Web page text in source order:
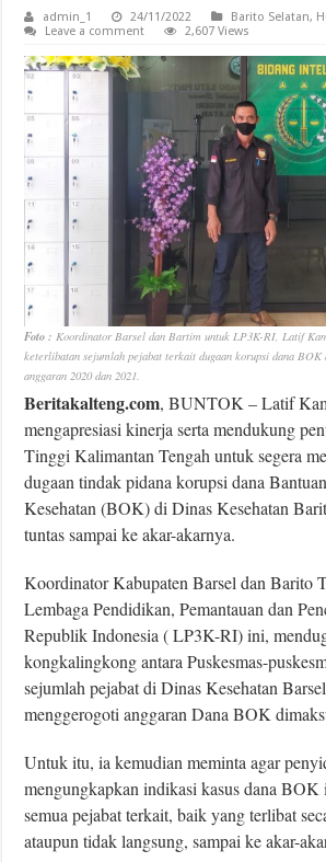
admin_1 24/11/2022 Barito Selatan,
Leave a comment
2,607 Views
Foto : Koordinator Barsel dan Bartim untuk LP3K-RI, Latif
keterlibatan sejumlah pejabat terkait dugaan korupsi dana
anggaran 2020 dan 2021.
Beritakalteng.com, BUNTOK – Latif
mengapresiasi kinerja serta mendukung
Tinggi Kalimantan Tengah untuk segera
dugaan tindak pidana korupsi dana
Kesehatan (BOK) di Dinas Kesehatan
tuntas sampai ke akar-akarnya.
Koordinator Kabupaten Barsel dan Barito
Lembaga Pendidikan, Pemantauan dan
Republik Indonesia ( LP3K-RI) ini,
kongkalingkong antara Puskesmas-
sejumlah pejabat di Dinas Kesehatan
menggerogoti anggaran Dana BOK
Untuk itu, ia kemudian meminta agar
mengungkapkan indikasi kasus dana BOK
semua pejabat terkait, baik yang terlibat
ataupun tidak langsung, sampai ke akar-